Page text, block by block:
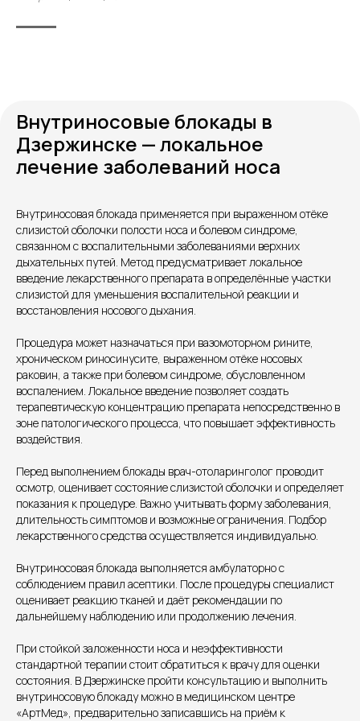
Внутриносовые блокады в
Дзержинске — локальное
лечение заболеваний носа
Внутриносовая блокада применяется при выраженном отёке
слизистой оболочки полости носа и болевом синдроме,
связанном с воспалительными заболеваниями верхних
дыхательных путей. Метод предусматривает локальное
введение лекарственного препарата в определённые участки
слизистой для уменьшения воспалительной реакции и
восстановления носового дыхания.
Процедура может назначаться при вазомоторном рините,
хроническом риносинусите, выраженном отёке носовых
раковин, а также при болевом синдроме, обусловленном
воспалением. Локальное введение позволяет создать
терапевтическую концентрацию препарата непосредственно в
зоне патологического процесса, что повышает эффективность
воздействия.
Перед выполнением блокады врач-отоларинголог проводит
осмотр, оценивает состояние слизистой оболочки и определяет
показания к процедуре. Важно учитывать форму заболевания,
длительность симптомов и возможные ограничения. Подбор
лекарственного средства осуществляется индивидуально.
Внутриносовая блокада выполняется амбулаторно с
соблюдением правил асептики. После процедуры специалист
оценивает реакцию тканей и даёт рекомендации по
дальнейшему наблюдению или продолжению лечения.
При стойкой заложенности носа и неэффективности
стандартной терапии стоит обратиться к врачу для оценки
состояния. В Дзержинске пройти консультацию и выполнить
внутриносовую блокаду можно в медицинском центре
«АртМед», предварительно записавшись на приём к
Контакты
Пн.-пт. — с 08:00 до 20:00
Сб. — с 08:00 до 18:00
Вс. — с 08:00 до 15:00
+7 8313 248 248
Единый номер
Патоличева 21Д,П.1 Новый
Розыгрыши и актуальные новости
Подписывайся